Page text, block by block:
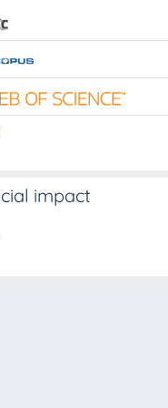
impact